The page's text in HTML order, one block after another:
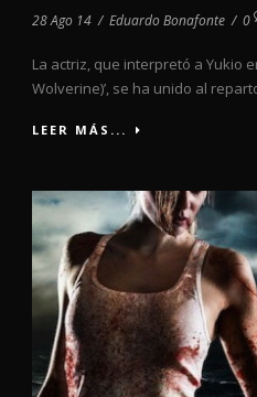
28 Ago 14 / Eduardo Bonafonte / 0
La actriz, que interpretó a Yukio
Wolverine)’, se ha unido al
LEER MÁS...